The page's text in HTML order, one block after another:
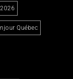
2026
Québec